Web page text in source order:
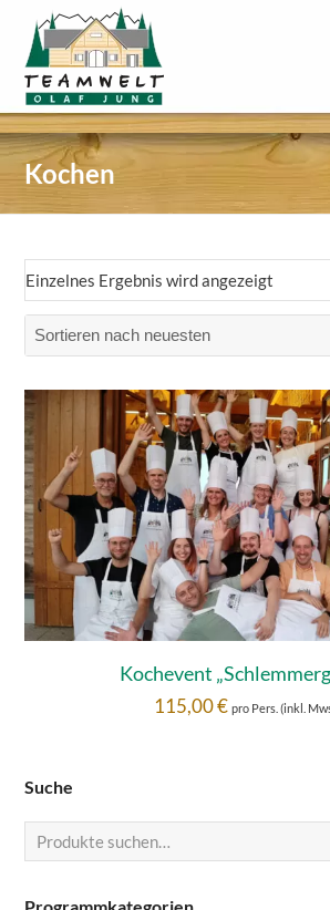
Kochen
Einzelnes Ergebnis wird angezeigt
Kochevent
115,00€ pro Pers. (inkl.
Suche